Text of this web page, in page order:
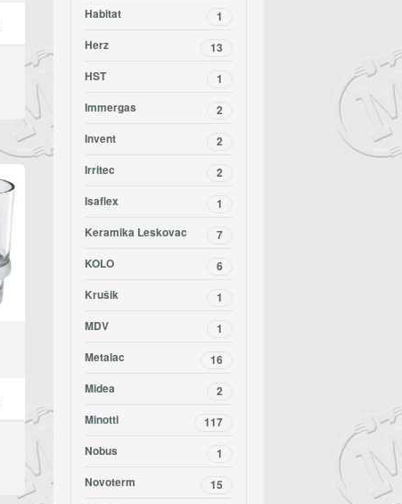
Habitat
1
Herz
13
HST
1
Immergas
2
Invent
2
Irritec
2
Isaflex
1
Keramika Leskovac
7
KOLO
6
Krušik
1
MDV
1
Metalac
16
Midea
2
Minotti
117
Nobus
1
Novoterm
15